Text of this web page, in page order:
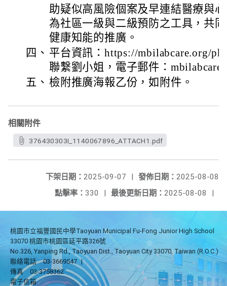
助疑似高風險個案及早連結醫療與
為社區一級與二級預防之工具，共
健康知能的推廣。
四、 平台資訊：https://mbilabcare.org/
聯繫劉小姐，電子郵件：
五、 檢附推廣海報乙份，如附件。
相關附件
376430303I_1140067896_ATTACH1.pdf
發佈日期： 2025-08-08
下架日期： 2025-09-07
|
最後更新日期： 2025-08-08 |
點擊率： 330 |
桃園市立福豐國民中學Taoyuan Municipal Fu-Fong Junior High School
33070 桃園市桃園區延平路326號
No.326, Yanping Rd., Taoyuan Dist., Taoyuan City 33070, Taiwan (R.O.C.)
聯絡電話
03-3669547 |
傳真
03-3758362
電子信箱